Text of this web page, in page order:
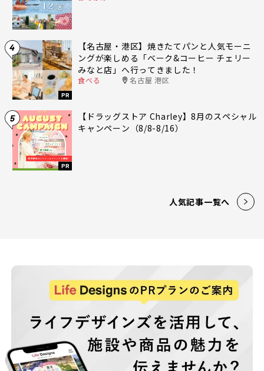
4
PR
【名古屋・港区】焼きたてパンと人気モーニ
ングが楽しめる「ベーク&コーヒー チェリー
みなと店」へ行ってきました！
食べる 名古屋 港区
5
PR
【ドラッグストア Charley】8月のスペシャル
キャンペーン（8/8-8/16）
人気記事一覧へ